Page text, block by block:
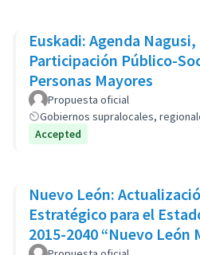
Euskadi: Agenda
Participación Público-
Personas Mayores
Propuesta oficial
Gobiernos supralocales,
Accepted
Nuevo León:
Estratégico para el
2015-2040 “Nuevo León